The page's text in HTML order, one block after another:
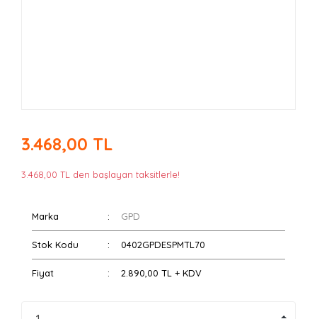
3.468,00 TL
3.468,00 TL den başlayan taksitlerle!
Marka GPD
Stok Kodu 0402GPDESPMTL70
Fiyat 2.890,00 TL + KDV